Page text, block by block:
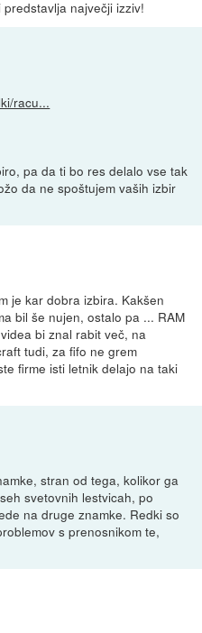
največji izziv!
racu...
pa da ti bo res delalo vse tak
da ne spoštujem vaših izbir
je kar dobra izbira. Kakšen
bil še nujen, ostalo pa ... RAM
bi znal rabit več, na
tudi, za fifo ne grem
firme isti letnik delajo na taki
stran od tega, kolikor ga
svetovnih lestvicah, po
na druge znamke. Redki so
s prenosnikom te,